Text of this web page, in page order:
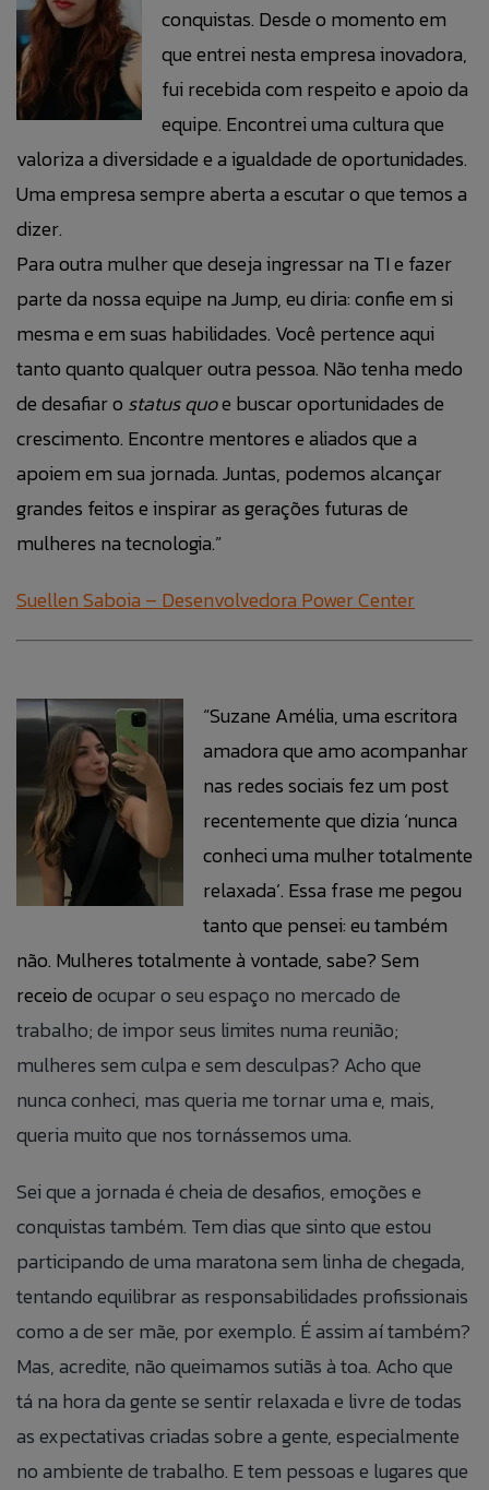
conquistas. Desde o momento em
que entrei nesta empresa inovadora,
fui recebida com respeito e apoio da
equipe. Encontrei uma cultura que
valoriza a diversidade e a igualdade de oportunidades.
Uma empresa sempre aberta a escutar o que temos a
dizer.
Para outra mulher que deseja ingressar na TI e fazer
parte da nossa equipe na Jump, eu diria: confie em si
mesma e em suas habilidades. Você pertence aqui
tanto quanto qualquer outra pessoa. Não tenha medo
de desafiar o status quoe buscar oportunidades de
crescimento. Encontre mentores e aliados que a
apoiem em sua jornada. Juntas, podemos alcançar
grandes feitos e inspirar as gerações futuras de
mulheres na tecnologia.”
Suellen Saboia – Desenvolvedora Power Center
“Suzane Amélia, uma escritora
amadora que amo acompanhar
nas redes sociais fez um post
recentemente que dizia ‘nunca
conheci uma mulher totalmente
relaxada’. Essa frase me pegou
tanto que pensei: eu também
não. Mulheres totalmente à vontade, sabe? Sem
receio deocupar o seu espaço no mercado de
trabalho; de impor seus limites numa reunião;
mulheres sem culpa e sem desculpas? Acho que
nunca conheci, mas queria me tornar uma e, mais,
queria muito que nos tornássemos uma.
Sei que a jornada é cheia de desafios, emoções e
conquistas também. Tem dias que sinto que estou
participando de uma maratona sem linha de chegada,
tentando equilibrar as responsabilidades profissionais
como a de ser mãe, por exemplo. É assim aí também?
Mas, acredite, não queimamos sutiãs à toa. Acho que
tá na hora da gente se sentir relaxada e livre de todas
as expectativas criadas sobre a gente, especialmente
no ambiente de trabalho. E tem pessoas e lugares que